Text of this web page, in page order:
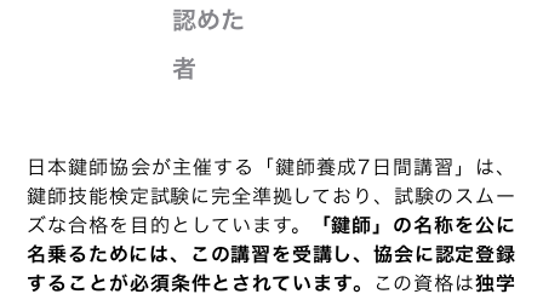
認めた
者
日本鍵師協会が主催する「鍵師養成7日間講習」は、
鍵師技能検定試験に完全準拠しており、試験のスムー
ズな合格を目的としています。
「鍵師」の名称を公に
名乗るためには、この講習を受講し、協会に認定登録
することが必須条件とされています。 この資格は独学